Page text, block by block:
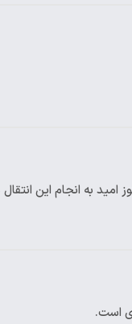
به انجام این انتقال
است.